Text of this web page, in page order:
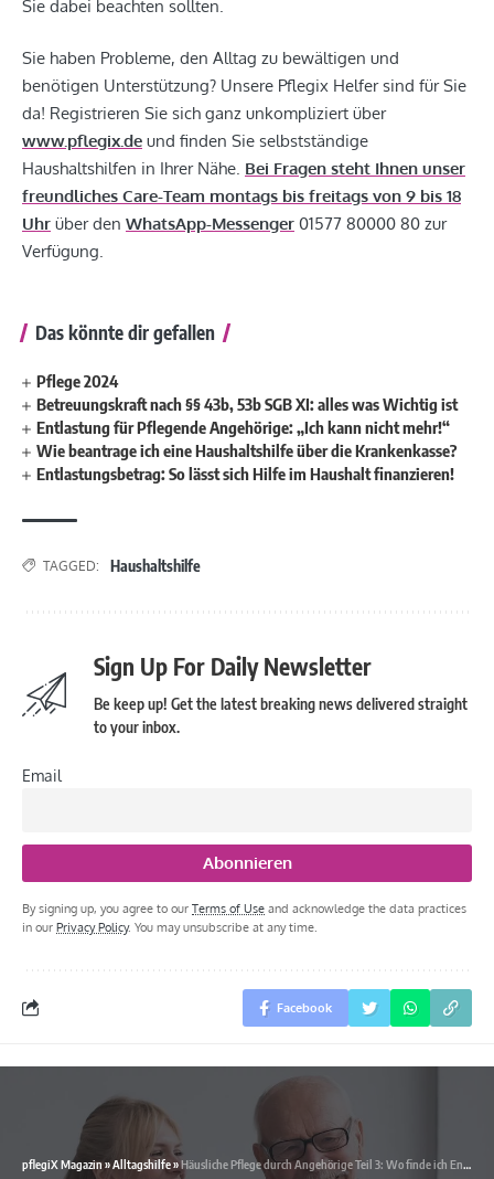
Sie dabei beachten sollten.
Sie haben Probleme, den Alltag zu bewältigen und
benötigen Unterstützung? Unsere Pflegix Helfer sind für Sie
da! Registrieren Sie sich ganz unkompliziert über
www.pflegix.de und finden Sie selbstständige
Haushaltshilfen in Ihrer Nähe. Bei Fragen steht Ihnen unser
freundliches Care-Team montags bis freitags von 9 bis 18
Uhr über den WhatsApp-Messenger 01577 80000 80 zur
Verfügung.
Das könnte dir gefallen
Pflege 2024
Betreuungskraft nach §§ 43b, 53b SGB XI: alles was Wichtig ist
Entlastung für Pflegende Angehörige: „Ich kann nicht mehr!“
Wie beantrage ich eine Haushaltshilfe über die Krankenkasse?
Entlastungsbetrag: So lässt sich Hilfe im Haushalt finanzieren!
TAGGED: Haushaltshilfe
Sign Up For Daily Newsletter
Be keep up! Get the latest breaking news delivered straight
to your inbox.
Email
By signing up, you agree to our Terms of Use and acknowledge the data practices
in our Privacy Policy. You may unsubscribe at any time.
Facebook
pflegiX Magazin»Alltagshilfe»Häusliche Pflege durch Angehörige Teil 3: Wo finde ich Entlastung?